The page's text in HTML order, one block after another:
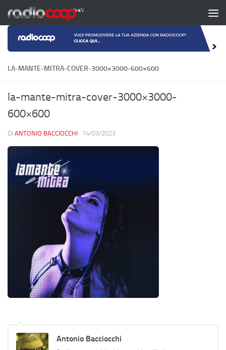
Salta al contenuto
LA-MANTE-MITRA-COVER-3000×3000-600×600
la-mante-mitra-cover-3000×3000-
600×600
DI ANTONIO BACCIOCCHI · 14/03/2023
Antonio Bacciocchi